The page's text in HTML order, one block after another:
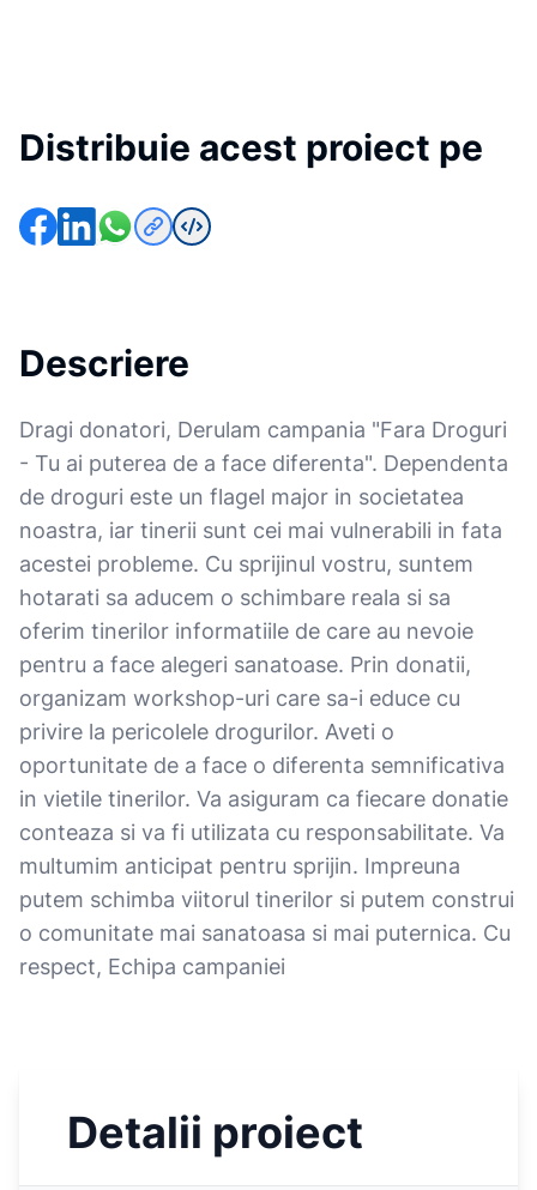
Distribuie acest proiect pe
Descriere
Dragi donatori, Derulam campania "Fara Droguri
- Tu ai puterea de a face diferenta". Dependenta
de droguri este un flagel major in societatea
noastra, iar tinerii sunt cei mai vulnerabili in fata
acestei probleme. Cu sprijinul vostru, suntem
hotarati sa aducem o schimbare reala si sa
oferim tinerilor informatiile de care au nevoie
pentru a face alegeri sanatoase. Prin donatii,
organizam workshop-uri care sa-i educe cu
privire la pericolele drogurilor. Aveti o
oportunitate de a face o diferenta semnificativa
in vietile tinerilor. Va asiguram ca fiecare donatie
conteaza si va fi utilizata cu responsabilitate. Va
multumim anticipat pentru sprijin. Impreuna
putem schimba viitorul tinerilor si putem construi
o comunitate mai sanatoasa si mai puternica. Cu
respect, Echipa campaniei
Detalii proiect